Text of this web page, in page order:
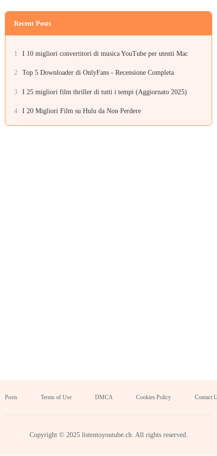
Recent Posts
1 I 10 migliori convertitori di musica YouTube per utenti Mac
2 Top 5 Downloader di OnlyFans - Recensione Completa
3 I 25 migliori film thriller di tutti i tempi (Aggiornato 2025)
4 I 20 Migliori Film su Hulu da Non Perdere
Posts Terms of Use DMCA Cookies Policy Contact
Copyright © 2025 listentoyoutube.ch. All rights reserved.